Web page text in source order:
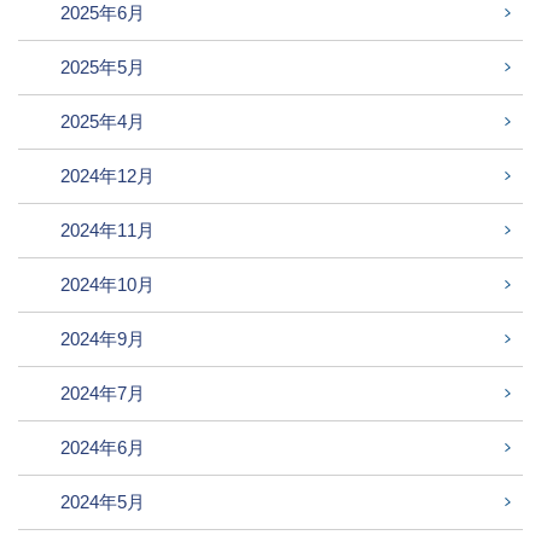
2025年6月
2025年5月
2025年4月
2024年12月
2024年11月
2024年10月
2024年9月
2024年7月
2024年6月
2024年5月